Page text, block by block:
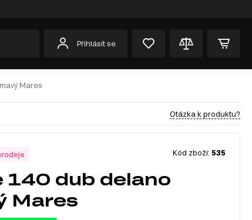
Přihlásit se
Mares
Otázka k produktu?
Kód zboží: 535
140 dub delano
Mares